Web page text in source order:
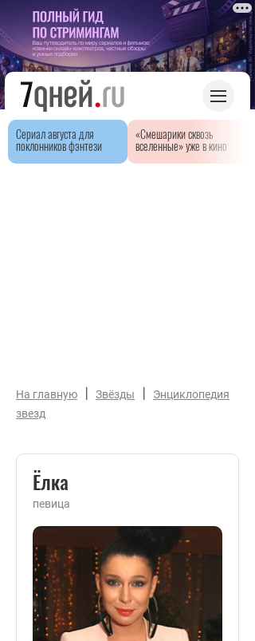
Сериал августа для
поклонников фэнтези
«Смешарики сквозь
вселенные» уже в кино
На главную | Звёзды |
Энциклопедия
звезд
Ёлка
певица